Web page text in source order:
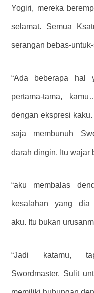
Yogiri, mereka
selamat. Semua
serangan bebas-
“Ada beberapa hal
pertama-tama,
dengan ekspresi
saja membunuh
darah dingin. Itu wajar
“aku membalas
kesalahan yang dia
aku. Itu bukan
“Jadi katamu,
Swordmaster. Sulit